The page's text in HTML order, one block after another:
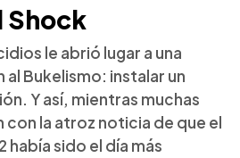
Shock
le abrió lugar a una
Bukelismo: instalar un
Y así, mientras muchas
la atroz noticia de que el
había sido el día más